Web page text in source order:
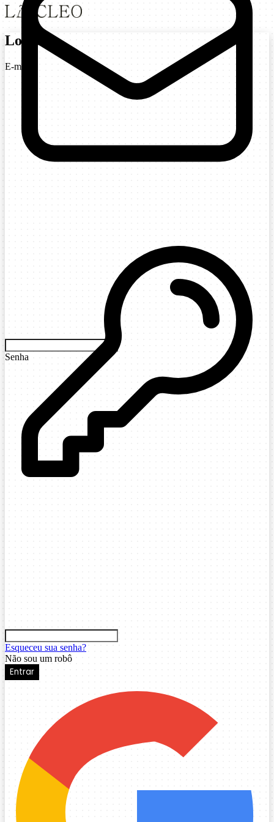
Login
E-mail
Senha
Esqueceu sua senha?
Não sou um robô
Entrar